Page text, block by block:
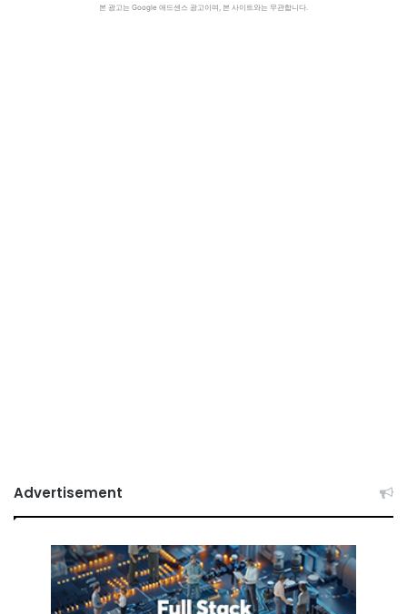
본 광고는 Google 애드센스 광고이며, 본 사이트와는 무관합니다.
Advertisement